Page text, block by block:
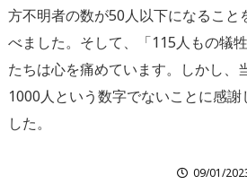
方不明者の数が50人以下になること
べました。そして、「115人もの犠
たちは心を痛めています。しかし、
1000人という数字でないことに感
した。
09/01/